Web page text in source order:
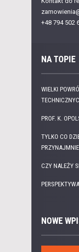
+48 794 502
NA TOPIE
WIELKI
PROF. K.
TYLKO CO
CZY NALEŻY
NOWE